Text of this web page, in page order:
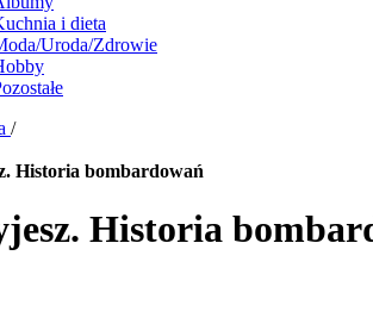
i dieta
Uroda/Zdrowie
/
Historia bombardowań
Historia